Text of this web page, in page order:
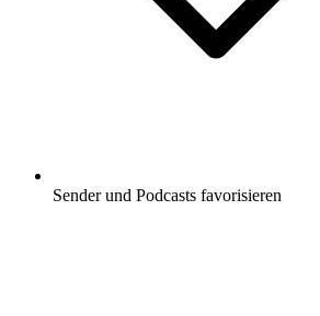
Sender und Podcasts favorisieren